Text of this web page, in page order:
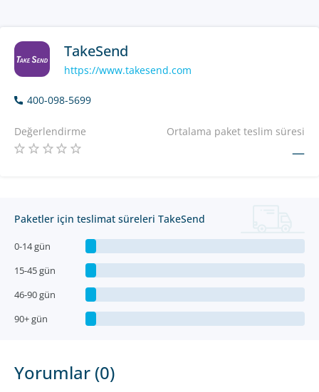
TakeSend
https://www.takesend.com
400-098-5699
Değerlendirme Ortalama paket teslim süresi
—
Paketler için teslimat süreleri TakeSend
0-14 gün
15-45 gün
46-90 gün
90+ gün
Yorumlar (0)